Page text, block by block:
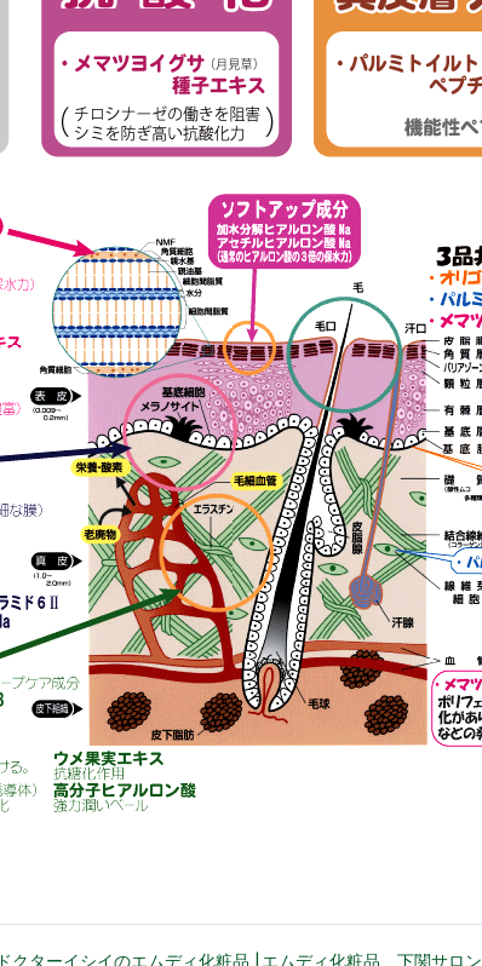
ドクターイシイのエムディ化粧品 |エムディ化粧品 下関サロン